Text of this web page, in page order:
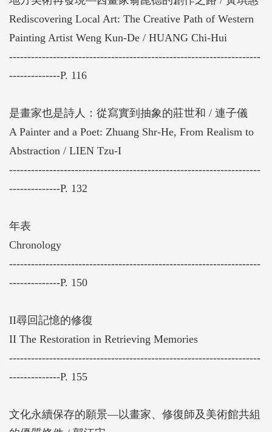
Rediscovering Local Art: The Creative Path of Western
Painting Artist Weng Kun-De / HUANG Chi-Hui
---------------------------------------------------------------------
--------------P. 116
是畫家也是詩人：從寫實到抽象的莊世和 / 連子儀
A Painter and a Poet: Zhuang Shr-He, From Realism to
Abstraction / LIEN Tzu-I
---------------------------------------------------------------------
--------------P. 132
年表
Chronology
---------------------------------------------------------------------
--------------P. 150
II尋回記憶的修復
II The Restoration in Retrieving Memories
---------------------------------------------------------------------
--------------P. 155
文化永續保存的願景—以畫家、修復師及美術館共組